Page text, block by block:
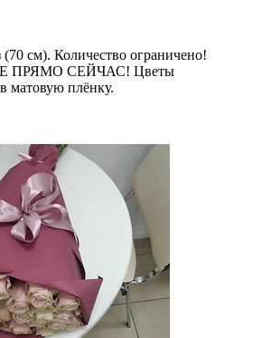
(70 см). Количество ограничено!
ПРЯМО СЕЙЧАС! Цветы
матовую плёнку.